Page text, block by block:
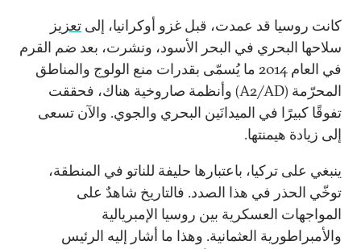
كانت روسيا قد عمدت، قبل غزو أوكرانيا، إلى تعزيز
سلاحها البحري في البحر الأسود، ونشرت، بعد ضم القرم
في العام 2014 ما يُسمّى بقدرات منع الولوج والمناطق
المحرّمة (A2/AD) وأنظمة صاروخية هناك، فحققت
تفوقًا كبيرًا في الميدانَين البحري والجوي. والآن تسعى
إلى زيادة هيمنتها.
ينبغي على تركيا، باعتبارها حليفة للناتو في المنطقة،
توخّي الحذر في هذا الصدد. فالتاريخ شاهدٌ على
المواجهات العسكرية بين روسيا الإمبريالية
والأمبراطورية العثمانية. وهذا ما أشار إليه الرئيس